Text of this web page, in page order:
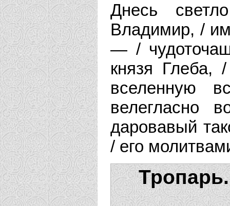
Днесь
Владимир, /
— /
князя Глеба,
вселенную
велегласно
даровавый
/ его